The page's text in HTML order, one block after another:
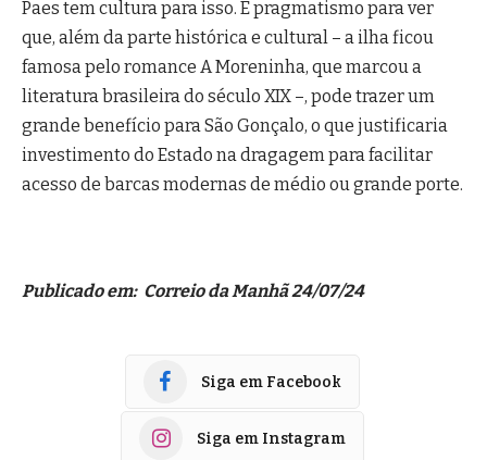
Paes tem cultura para isso. E pragmatismo para ver
que, além da parte histórica e cultural – a ilha ficou
famosa pelo romance A Moreninha, que marcou a
literatura brasileira do século XIX –, pode trazer um
grande benefício para São Gonçalo, o que justificaria
investimento do Estado na dragagem para facilitar
acesso de barcas modernas de médio ou grande porte.
Publicado em: Correio da Manhã 24/07/24
Siga em Facebook
Siga em Instagram